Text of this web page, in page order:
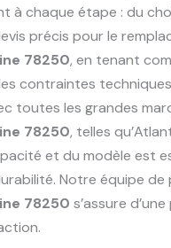
à chaque étape : du
précis pour le
78250, en tenant
contraintes
toutes les grandes
78250, telles
et du modèle est
Notre équipe
78250 s’assure